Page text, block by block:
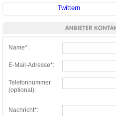
Twittern
Name*:
E-Mail-Adresse*:
Telefonnummer
(optional):
Nachricht*: